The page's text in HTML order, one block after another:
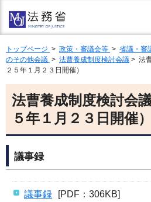
トップページ > 政策・審議会等 > 省議・審
のその他会議 > 法曹養成制度検討会議 > 法
２５年１月２３日開催）
法曹養成制度検討会
５年１月２３日開催）
議事録
議事録 [PDF：306KB]